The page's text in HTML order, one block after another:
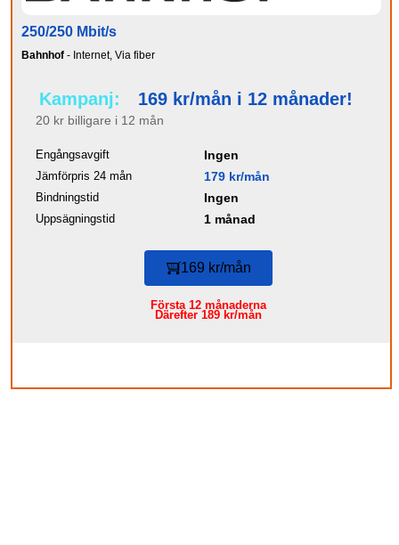
250/250 Mbit/s
Bahnhof - Internet, Via fiber
Kampanj: 169 kr/mån i 12 månader!
20 kr billigare i 12 mån
Engångsavgift Ingen
Jämförpris 24 mån 179 kr/mån
Bindningstid Ingen
Uppsägningstid 1 månad
169 kr/mån
Första 12 månaderna
Därefter 189 kr/mån